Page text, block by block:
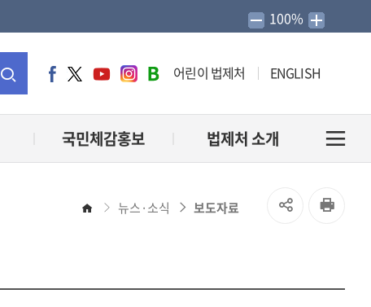
100%
통
페
스
북
트
터
유
브
타
그
버
어린이 법제처 ENGLISH
국민체감홍보 법제처 소개
홈 뉴스·소식 보도자료
SNS
인